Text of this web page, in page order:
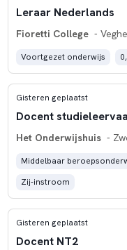
Leraar Nederlands
Fioretti College -
Voortgezet onderwijs
Gisteren geplaatst
Docent
Het Onderwijshuis -
Middelbaar
Zij-instroom
Gisteren geplaatst
Docent NT2